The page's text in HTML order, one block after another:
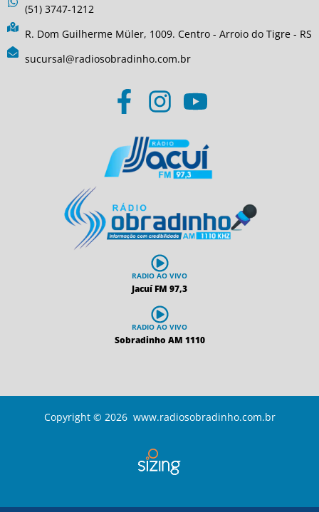
(51) 3747-1212
R. Dom Guilherme Müler, 1009. Centro - Arroio do Tigre - RS
sucursal@radiosobradinho.com.br
RADIO AO VIVO
Jacuí FM 97,3
RADIO AO VIVO
Sobradinho AM 1110
Copyright © 2026 www.radiosobradinho.com.br